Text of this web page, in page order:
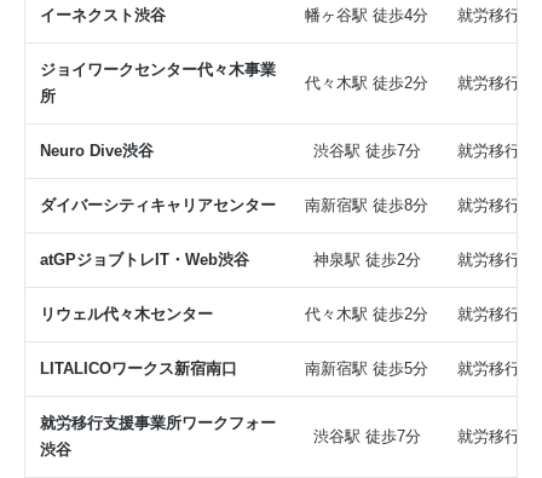
イーネクスト渋谷 幡ヶ谷駅 徒歩4分 就労移行
ジョイワークセンター代々木事業
所
代々木駅 徒歩2分 就労移行
Neuro Dive渋谷 渋谷駅 徒歩7分 就労移行
ダイバーシティキャリアセンター 南新宿駅 徒歩8分 就労移行
atGPジョブトレIT・Web渋谷 神泉駅 徒歩2分 就労移行
リウェル代々木センター 代々木駅 徒歩2分 就労移行
LITALICOワークス新宿南口 南新宿駅 徒歩5分 就労移行
就労移行支援事業所ワークフォー
渋谷
渋谷駅 徒歩7分 就労移行